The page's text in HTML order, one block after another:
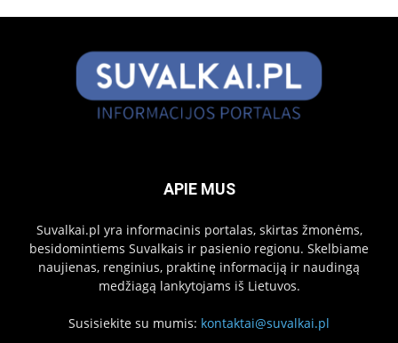
APIE MUS
Suvalkai.pl yra informacinis portalas, skirtas žmonėms,
besidomintiems Suvalkais ir pasienio regionu. Skelbiame
naujienas, renginius, praktinę informaciją ir naudingą
medžiagą lankytojams iš Lietuvos.
Susisiekite su mumis: kontaktai@suvalkai.pl